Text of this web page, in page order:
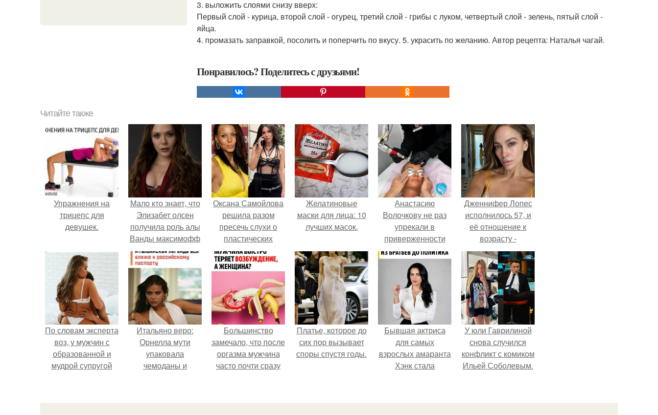
3. выложить слоями снизу вверх:
Первый слой - курица, второй слой - огурец, третий слой - грибы с луком, четвертый слой - зелень, пятый слой -
яйца.
4. промазать заправкой, посолить и поперчить по вкусу. 5. украсить по желанию. Автор рецепта: Наталья чагай.
Понравилось? Поделитесь с друзьями!
Читайте также
Упражнения на
трицепс для
девушек.
Мало кто знает, что
Элизабет олсен
получила роль алы
Ванды максимофф
не сразу.
Оксана Самойлова
решила разом
пресечь слухи о
пластических
операциях и
публично
прояснила
ситуацию.
Желатиновые
маски для лица: 10
лучших масок.
Анастасию
Волочкову не раз
упрекали в
приверженности
устаревшим бьюти -
процедурам.
Дженнифер Лопес
исполнилось 57, и
её отношение к
возрасту -
настоящий
манифест
уверенности: "не
говорите, что я
отлично выгляжу
для 57.
По словам эксперта
воз, у мужчин с
образованной и
мудрой супругой
смерти якобы на
Итальяно веро:
Орнелла мути
упаковала
чемоданы и
красным
Большинство
замечало, что после
оргазма мужчина
часто почти сразу
как женщина может
Платье, которое до
сих пор вызывает
споры спустя годы.
Бывшая актриса
для самых
взрослых амаранта
Хэнк стала
У юли Гаврилиной
снова случился
конфликт с комиком
Ильей Соболевым.